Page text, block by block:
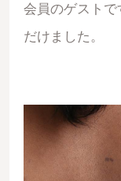
会員のゲスト
だけました。